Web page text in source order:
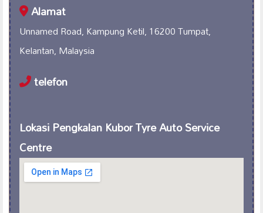
Alamat
Unnamed Road, Kampung Ketil, 16200 Tumpat,
Kelantan, Malaysia
telefon
Lokasi Pengkalan Kubor Tyre Auto Service
Centre